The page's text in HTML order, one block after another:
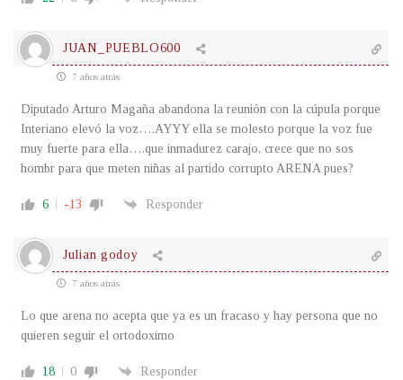
JUAN_PUEBLO600
7 años atrás
Diputado Arturo Magaña abandona la reunión con la cúpula porque
Interiano elevó la voz….AYYY ella se molesto porque la voz fue
muy fuerte para ella….que inmadurez carajo, crece que no sos
hombr para que meten niñas al partido corrupto ARENA pues?
6 -13 Responder
Julian godoy
7 años atrás
Lo que arena no acepta que ya es un fracaso y hay persona que no
quieren seguir el ortodoximo
18 0 Responder